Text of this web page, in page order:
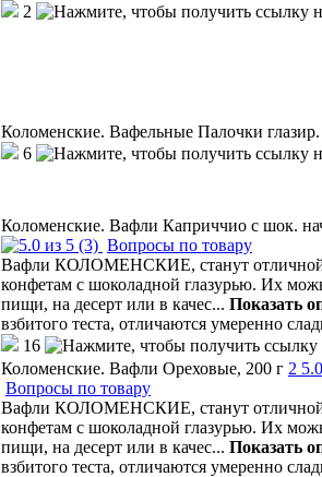
2
Коломенские. Вафельные Палочки
6
Коломенские. Вафли Каприччио с шок.
(3) Вопросы по товару
Вафли КОЛОМЕНСКИЕ, станут отличной
конфетам с шоколадной глазурью. Их
пищи, на десерт или в качес... Показать
взбитого теста, отличаются умеренно
16
Коломенские. Вафли Ореховые, 200 г 2 5.0
Вопросы по товару
Вафли КОЛОМЕНСКИЕ, станут отличной
конфетам с шоколадной глазурью. Их
пищи, на десерт или в качес... Показать
взбитого теста, отличаются умеренно